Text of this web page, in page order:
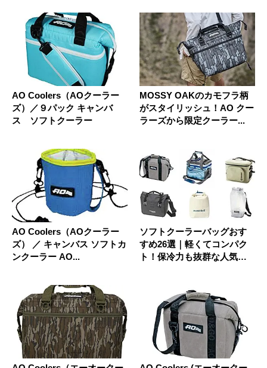
AO Coolers（AOクーラー
ズ）／９パック キャンバ
ス ソフトクーラー
MOSSY OAKのカモフラ柄
がスタイリッシュ！AO クー
ラーズから限定クーラー...
AO Coolers（AOクーラー
ズ） ／ キャンバス ソフトカ
ンクーラー AO...
ソフトクーラーバッグおす
すめ26選｜軽くてコンパク
ト！保冷力も抜群な人気ク